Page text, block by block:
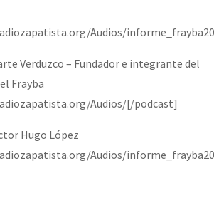
Audios/
Verduzco – Fundador e integrante del
Frayba
Audios/[/podcast]
Hugo López
Audios/